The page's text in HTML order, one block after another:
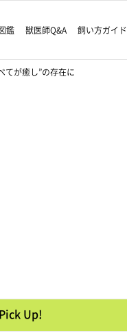
鑑 獣医師Q&A 飼い方ガイド
てが癒し”の存在に
Pick Up!